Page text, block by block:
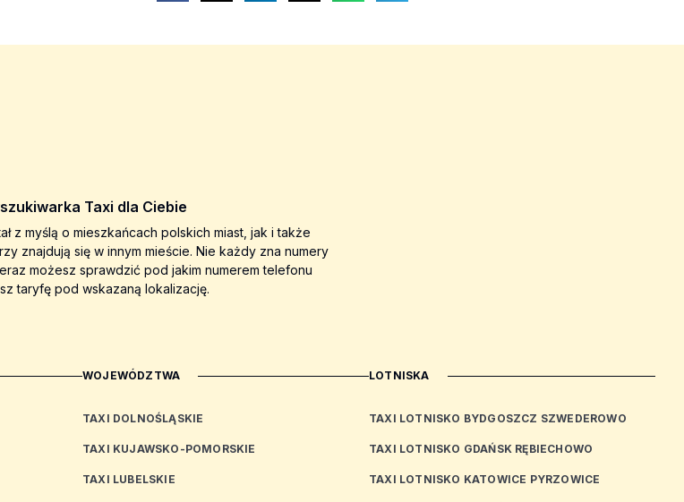
Taxi dla Ciebie
z myślą o mieszkańcach polskich miast, jak i także
znajdują się w innym mieście. Nie każdy zna numery
możesz sprawdzić pod jakim numerem telefonu
taryfę pod wskazaną lokalizację.
WOJEWÓDZTWA
TAXI DOLNOŚLĄSKIE
TAXI KUJAWSKO-POMORSKIE
TAXI LUBELSKIE
LOTNISKA
TAXI LOTNISKO BYDGOSZCZ SZWEDEROWO
TAXI LOTNISKO GDAŃSK RĘBIECHOWO
TAXI LOTNISKO KATOWICE PYRZOWICE